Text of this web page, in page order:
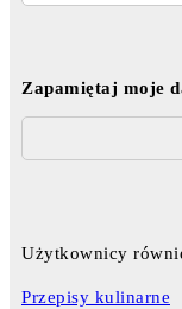
Zapamiętaj moje
Użytkownicy
Przepisy kulinarne